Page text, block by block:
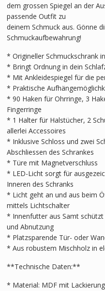
dem grossen Spiegel an der
passende Outfit zu
deinem Schmuck aus. Gönne
Schmuckaufbewahrung!
* Origineller Schmuckschrank
* Bringt Ordnung in dein
* Mit Ankleidespiegel für die
* Praktische
* 90 Haken für Ohrringe, 3
Fingerringe
* 1 Halter für Halstücher, 2
allerlei Accessoires
* Inklusive Schloss und zwei
Abschliessen des Schrankes
* Türe mit Magnetverschluss
* LED-Licht sorgt für
Inneren des Schranks
* Licht geht an und aus beim
mittels Lichtschalter
* Innenfutter aus Samt
und Abnutzung
* Platzsparende Tür- oder
* Aus robustem Mischholz in
**Technische Daten:**
* Material: MDF mit